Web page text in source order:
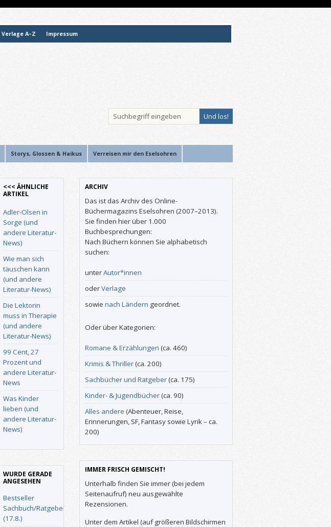
Verlage A–Z Impressum
Storys, Glossen & Haikus Verreisen mir den Eselsohren
<<< ÄHNLICHE
ARTIKEL
Adler-Olsen in
Sorge (und
andere Literatur-
News)
Wie man sich
täuschen kann
(und andere
Literatur-News)
Die Lektorin
muss in Therapie
(und andere
Literatur-News)
99 Cent, 27
Prozent und
andere Literatur-
News
Was Kinder
lieben (und
andere Literatur-
News)
WURDE GERADE
ANGESEHEN
Bestseller
Sachbuch/Ratgeber
(17.8.)
ARCHIV
Das ist das Archiv des Online-
Büchermagazins Eselsohren (2007–2013).
Sie finden hier über 1.000
Buchbesprechungen:
Nach Büchern können Sie alphabetisch
suchen:
unterAutor*innen
oderVerlage
sowie nach Ländern geordnet.
Oder über Kategorien:
Romane & Erzählungen (ca. 460)
Krimis & Thriller(ca. 200)
Sachbücher und Ratgeber(ca. 175)
Kinder- & Jugendbücher(ca. 90)
Alles andere (Abenteuer, Reise,
Erinnerungen, SF, Fantasy sowie Lyrik – ca.
200)
IMMER FRISCH GEMISCHT!
Unterhalb finden Sie immer (bei jedem
Seitenaufruf) neu ausgewählte
Rezensionen.
Unter dem Artikel (auf größeren Bildschirmen